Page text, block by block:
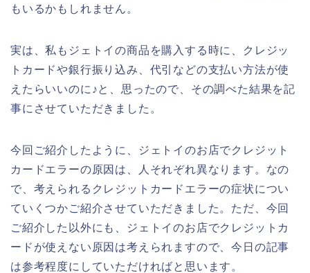
もいるかもしれません。
実は、私もジェトイの商品を購入する時に、クレジッ
トカードや銀行振り込み、代引などの支払い方法が使
えたらいいのに♪と、思ったので、その調べた結果を記
事にさせていただきました。
今回ご紹介したように、ジェトイのお店でクレジット
カードエラーの原因は、人それぞれ異なります。なの
で、考えられるクレジットカードエラーの症状につい
ていくつかご紹介させていただきました。ただ、今回
ご紹介した以外にも、ジェトイのお店でクレジットカ
ードが使えない原因は考えられますので、今日の記事
は参考程度にしていただければと思います。